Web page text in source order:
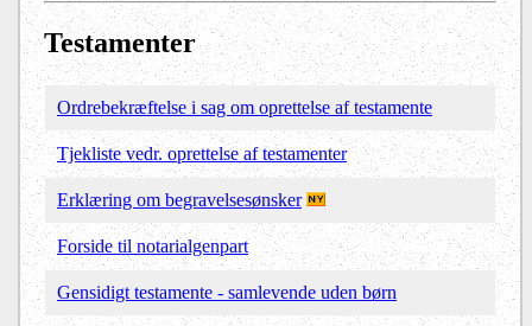
Testamenter
Ordrebekræftelse i sag om oprettelse af testamente
Tjekliste vedr. oprettelse af testamenter
Erklæring om begravelsesønsker
Forside til notarialgenpart
Gensidigt testamente - samlevende uden børn